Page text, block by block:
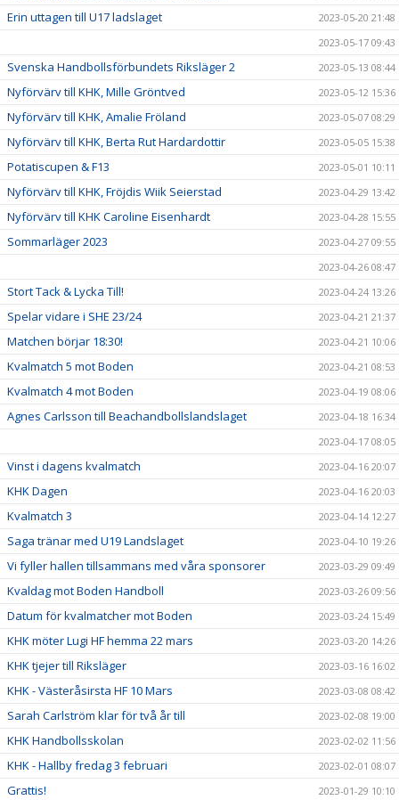
Erin uttagen till U17 ladslaget
2023-05-20 21:48
2023-05-17 09:43
Svenska Handbollsförbundets Riksläger 2 2023-05-13 08:44
Nyförvärv till KHK, Mille Gröntved 2023-05-12 15:36
Nyförvärv till KHK, Amalie Fröland 2023-05-07 08:29
Nyförvärv till KHK, Berta Rut Hardardottir 2023-05-05 15:38
Potatiscupen & F13 2023-05-01 10:11
Nyförvärv till KHK, Fröjdis Wiik Seierstad 2023-04-29 13:42
Nyförvärv till KHK Caroline Eisenhardt 2023-04-28 15:55
Sommarläger 2023
2023-04-27 09:55
2023-04-26 08:47
Stort Tack & Lycka Till! 2023-04-24 13:26
Spelar vidare i SHE 23/24 2023-04-21 21:37
Matchen börjar 18:30! 2023-04-21 10:06
Kvalmatch 5 mot Boden 2023-04-21 08:53
Kvalmatch 4 mot Boden 2023-04-19 08:06
Agnes Carlsson till Beachandbollslandslaget
2023-04-18 16:34
2023-04-17 08:05
Vinst i dagens kvalmatch 2023-04-16 20:07
KHK Dagen 2023-04-16 20:03
Kvalmatch 3 2023-04-14 12:27
Saga tränar med U19 Landslaget 2023-04-10 19:26
Vi fyller hallen tillsammans med våra sponsorer 2023-03-29 09:49
Kvaldag mot Boden Handboll 2023-03-26 09:56
Datum för kvalmatcher mot Boden 2023-03-24 15:49
KHK möter Lugi HF hemma 22 mars 2023-03-20 14:26
KHK tjejer till Riksläger 2023-03-16 16:02
KHK - Västeråsirsta HF 10 Mars 2023-03-08 08:42
Sarah Carlström klar för två år till 2023-02-08 19:00
KHK Handbollsskolan 2023-02-02 11:56
KHK - Hallby fredag 3 februari 2023-02-01 08:07
Grattis! 2023-01-29 10:10